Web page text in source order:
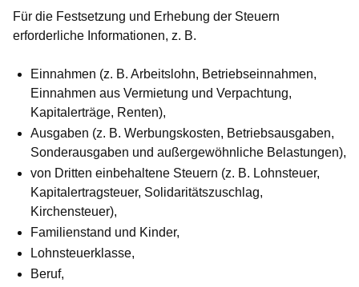
Für die Festsetzung und Erhebung der Steuern
erforderliche Informationen, z. B.
Einnahmen (z. B. Arbeitslohn, Betriebseinnahmen,
Einnahmen aus Vermietung und Verpachtung,
Kapitalerträge, Renten),
Ausgaben (z. B. Werbungskosten, Betriebsausgaben,
Sonderausgaben und außergewöhnliche Belastungen),
von Dritten einbehaltene Steuern (z. B. Lohnsteuer,
Kapitalertragsteuer, Solidaritätszuschlag,
Kirchensteuer),
Familienstand und Kinder,
Lohnsteuerklasse,
Beruf,